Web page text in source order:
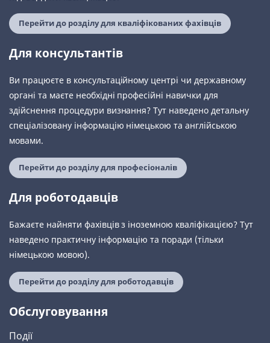
Перейти до розділу для кваліфікованих фахівців
Для консультантів
Ви працюєте в консультаційному центрі чи державному
органі та маєте необхідні професійні навички для
здійснення процедури визнання? Тут наведено детальну
спеціалізовану інформацію німецькою та англійською
мовами.
Перейти до розділу для професіоналів
Для роботодавців
Бажаєте найняти фахівців з іноземною кваліфікацією? Тут
наведено практичну інформацію та поради (тільки
німецькою мовою).
Перейти до розділу для роботодавців
Обслуговування
Події